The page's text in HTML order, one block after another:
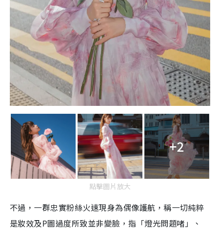
+2
點擊圖片放大
不過，一群忠實粉絲火速現身為偶像護航，稱一切純粹
是妝效及P圖過度所致並非變臉，指「燈光問題啫」、